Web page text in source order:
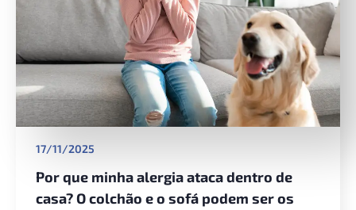
17/11/2025
Por que minha alergia ataca dentro de
casa? O colchão e o sofá podem ser os